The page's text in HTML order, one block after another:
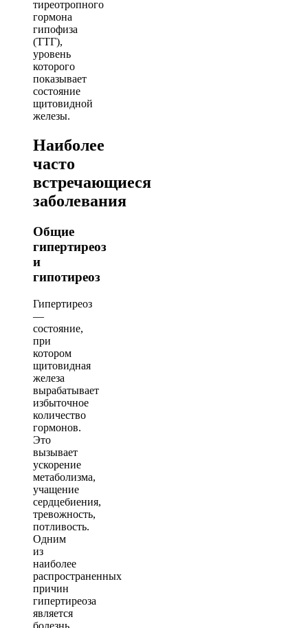
тиреотропного
гормона
гипофиза
(ТТГ),
уровень
которого
показывает
состояние
щитовидной
железы.
Наиболее
часто
встречающиеся
заболевания
Общие
гипертиреоз
и
гипотиреоз
Гипертиреоз
—
состояние,
при
котором
щитовидная
железа
вырабатывает
избыточное
количество
гормонов.
Это
вызывает
ускорение
метаболизма,
учащение
сердцебиения,
тревожность,
потливость.
Одним
из
наиболее
распространенных
причин
гипертиреоза
является
болезнь